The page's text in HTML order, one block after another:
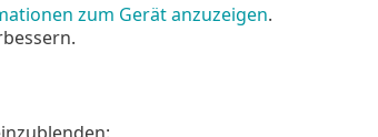
zum Gerät anzuzeigen.